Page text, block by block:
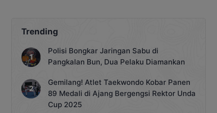
Trending
Polisi Bongkar Jaringan Sabu di
Pangkalan Bun, Dua Pelaku Diamankan
Gemilang! Atlet Taekwondo Kobar Panen
89 Medali di Ajang Bergengsi Rektor Unda
Cup 2025